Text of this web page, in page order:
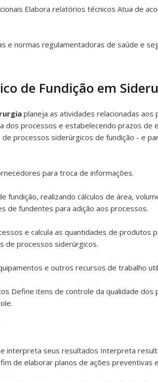
Elabora relatórios técnicos Atua de
e normas regulamentadoras de saúde e
de Fundição em
planeja as atividades relacionadas
dos processos e estabelecendo prazos
processos siderúrgicos de fundição - e
para troca de informações.
fundição, realizando cálculos de área,
de fundentes para adição aos processos.
e calcula as quantidades de
de processos siderúrgicos.
e outros recursos de trabalho
Define itens de controle da qualidade
e interpreta seus resultados Interpreta
de elaborar planos de ações preventivas